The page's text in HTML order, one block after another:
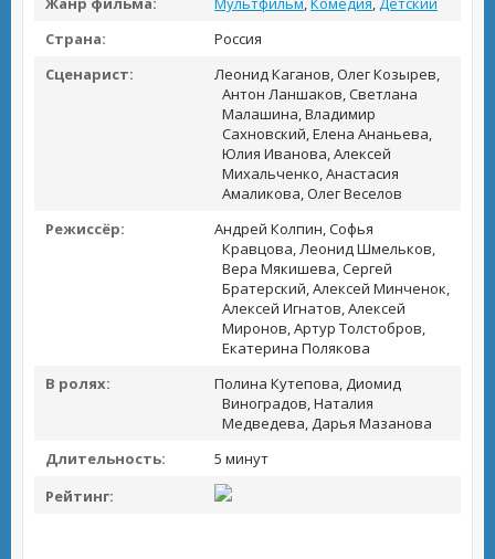
Страна:
Россия
Сценарист:
Леонид Каганов, Олег Козырев,
Антон Ланшаков, Светлана
Малашина, Владимир
Сахновский, Елена Ананьева,
Юлия Иванова, Алексей
Михальченко, Анастасия
Амаликова, Олег Веселов
Режиссёр:
Андрей Колпин, Софья
Кравцова, Леонид Шмельков,
Вера Мякишева, Сергей
Братерский, Алексей Минченок,
Алексей Игнатов, Алексей
Миронов, Артур Толстобров,
Екатерина Полякова
В ролях:
Полина Кутепова, Диомид
Виноградов, Наталия
Медведева, Дарья Мазанова
Длительность:
5 минут
Рейтинг: